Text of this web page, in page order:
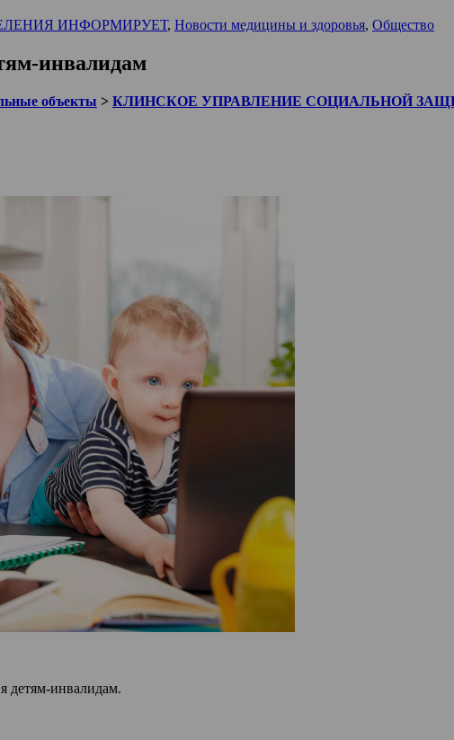
ИНФОРМИРУЕТ, Новости медицины и здоровья, Общество
инвалидам
объекты > КЛИНСКОЕ УПРАВЛЕНИЕ СОЦИАЛЬНОЙ
детям-инвалидам.